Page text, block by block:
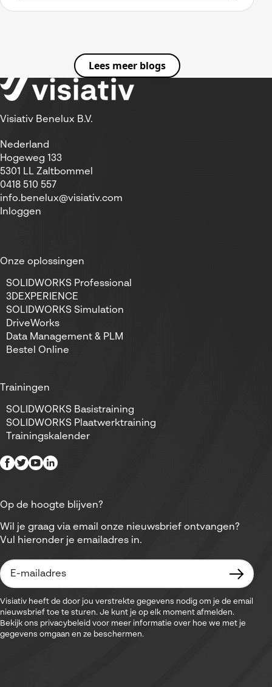
Lees meer blogs
Visiativ Benelux B.V.
Nederland
Hogeweg 133
5301 LL Zaltbommel
0418 510 557
info.benelux@visiativ.com
Inloggen
Onze oplossingen
SOLIDWORKS Professional
3DEXPERIENCE
SOLIDWORKS Simulation
DriveWorks
Data Management & PLM
Bestel Online
Trainingen
SOLIDWORKS Basistraining
SOLIDWORKS Plaatwerktraining
Trainingskalender
Op de hoogte blijven?
Wil je graag via email onze nieuwsbrief ontvangen?
Vul hieronder je emailadres in.
Visiativ heeft de door jou verstrekte gegevens nodig om je de email
nieuwsbrief toe te sturen. Je kunt je op elk moment afmelden.
Bekijk ons privacybeleid voor meer informatie over hoe we met je
gegevens omgaan en ze beschermen.